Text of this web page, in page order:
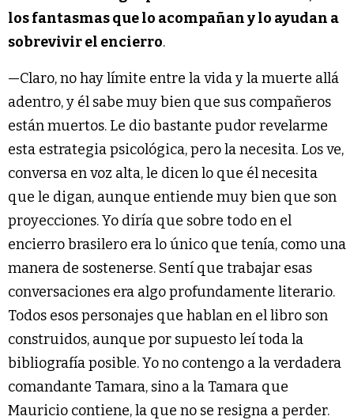
los fantasmas que lo acompañan y lo ayudan a
sobrevivir el encierro.
—Claro, no hay límite entre la vida y la muerte allá
adentro, y él sabe muy bien que sus compañeros
están muertos. Le dio bastante pudor revelarme
esta estrategia psicológica, pero la necesita. Los ve,
conversa en voz alta, le dicen lo que él necesita
que le digan, aunque entiende muy bien que son
proyecciones. Yo diría que sobre todo en el
encierro brasilero era lo único que tenía, como una
manera de sostenerse. Sentí que trabajar esas
conversaciones era algo profundamente literario.
Todos esos personajes que hablan en el libro son
construidos, aunque por supuesto leí toda la
bibliografía posible. Yo no contengo a la verdadera
comandante Tamara, sino a la Tamara que
Mauricio contiene, la que no se resigna a perder.